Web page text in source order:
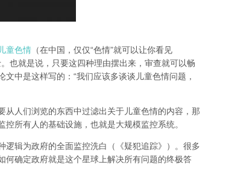
童色情 （在中国，仅仅“色情”就可以让你看见
也就是说，只要这四种理由摆出来，审查就可以畅
中是这样写的：“我们应该多谈谈儿童色情问题，
人们浏览的东西中过滤出关于儿童色情的内容，那
所有人的基础设施，也就是大规模监控系统。
辑为政府的全面监控洗白（《疑犯追踪》）。 很多
何确定政府就是这个星球上解决所有问题的终极答